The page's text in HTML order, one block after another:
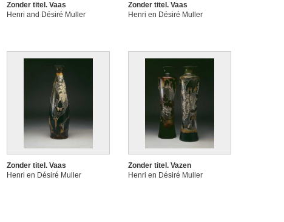
Zonder titel. Vaas
Henri and Désiré Muller
Zonder titel. Vaas
Henri en Désiré Muller
Zonder titel. Vaas
Henri en Désiré Muller
Zonder titel. Vazen
Henri en Désiré Muller